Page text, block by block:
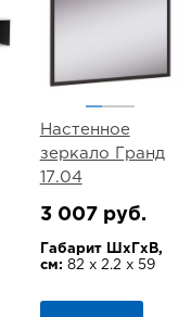
Настенное
зеркало Гранд
17.04
3 007 руб.
Габарит ШхГхВ,
см: 82 х 2.2 х 59